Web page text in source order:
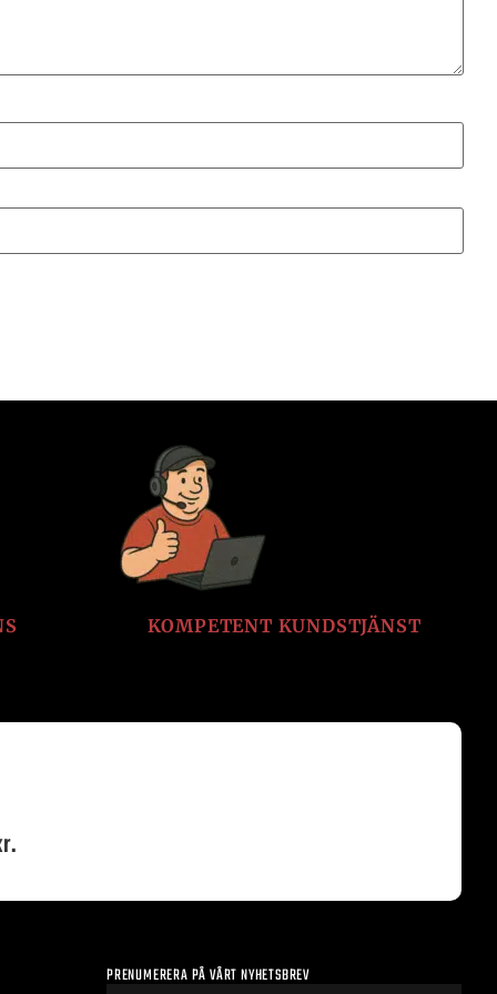
KOMPETENT KUNDSTJÄNST
PRENUMERERA PÅ VÅRT NYHETSBREV